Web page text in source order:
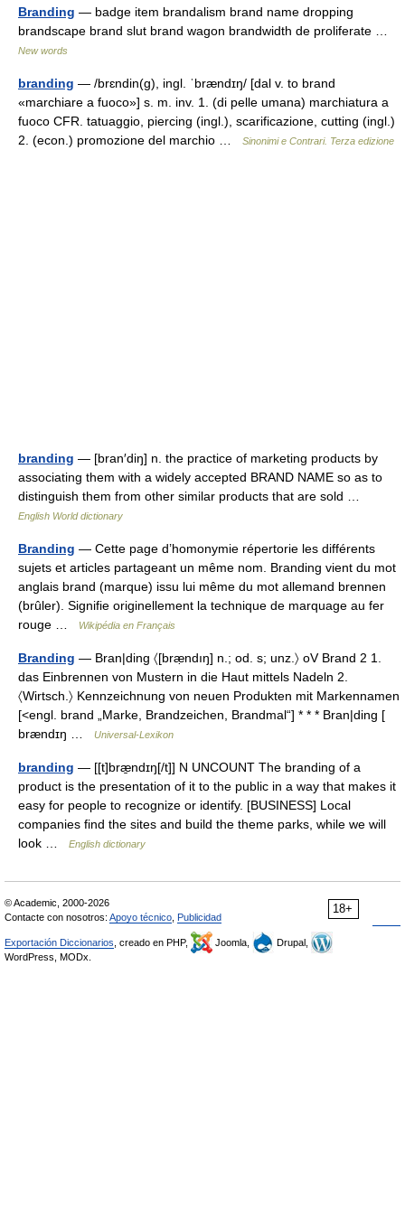
Branding — badge item brandalism brand name dropping
brandscape brand slut brand wagon brandwidth de proliferate …
New words
branding — /brɛndin(g), ingl. ˈbrændɪŋ/ [dal v. to brand
«marchiare a fuoco»] s. m. inv. 1. (di pelle umana) marchiatura a
fuoco CFR. tatuaggio, piercing (ingl.), scarificazione, cutting (ingl.)
2. (econ.) promozione del marchio …
Sinonimi e Contrari. Terza edizione
branding — [bran′diŋ] n. the practice of marketing products by
associating them with a widely accepted BRAND NAME so as to
distinguish them from other similar products that are sold …
English World dictionary
Branding — Cette page d’homonymie répertorie les différents
sujets et articles partageant un même nom. Branding vient du mot
anglais brand (marque) issu lui même du mot allemand brennen
(brûler). Signifie originellement la technique de marquage au fer
rouge …
Wikipédia en Français
Branding — Bran|ding 〈[bræ̣ndıŋ] n.; od. s; unz.〉 oV Brand 2 1.
das Einbrennen von Mustern in die Haut mittels Nadeln 2.
〈Wirtsch.〉 Kennzeichnung von neuen Produkten mit Markennamen
[<engl. brand „Marke, Brandzeichen, Brandmal“] * * * Bran|ding [
brændɪŋ …
Universal-Lexikon
branding — [[t]bræ̱ndɪŋ[/t]] N UNCOUNT The branding of a
product is the presentation of it to the public in a way that makes it
easy for people to recognize or identify. [BUSINESS] Local
companies find the sites and build the theme parks, while we will
look …
English dictionary
18+
© Academic, 2000-2026
Contacte con nosotros: Apoyo técnico Publicidad
Exportación Diccionarios , creado en PHP, Joomla,
Drupal,
WordPress, MODx.